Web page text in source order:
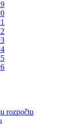
rozpočtu